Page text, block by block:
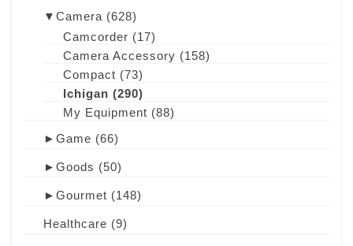
▼ Camera (628)
Camcorder (17)
Camera Accessory (158)
Compact (73)
Ichigan (290)
My Equipment (88)
► Game (66)
► Goods (50)
► Gourmet (148)
Healthcare (9)